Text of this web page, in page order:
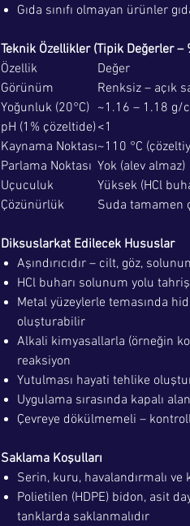
Gıda sınıfı olmayan ürünler
Teknik Özellikler (Tipik Değerler –
Özellik
Değer
Görünüm
Renksiz – açık
Yoğunluk (20°C) ~1.16 – 1.18 g/
pH (1% çözeltide)<1
Kaynama Noktası~110 °C
Parlama Noktası Yok (alev almaz)
Uçuculuk
Yüksek (HCl
Çözünürlük
Suda tamamen
Diksuslarkat Edilecek Hususlar
Aşındırıcıdır – cilt, göz,
HCl buharı solunum yolu
Metal yüzeylerle temasında
oluşturabilir
Alkali kimyasallarla (örneğin
reaksiyon
Yutulması hayati tehlike
Uygulama sırasında kapalı
Çevreye dökülmemeli –
Saklama Koşulları
Serin, kuru, havalandırmalı
Polietilen (HDPE) bidon, asit
tanklarda saklanmalıdır